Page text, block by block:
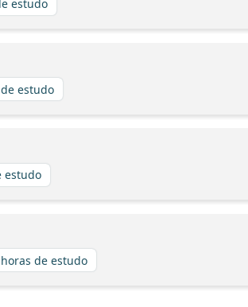
estudo
estudo
estudo
de estudo